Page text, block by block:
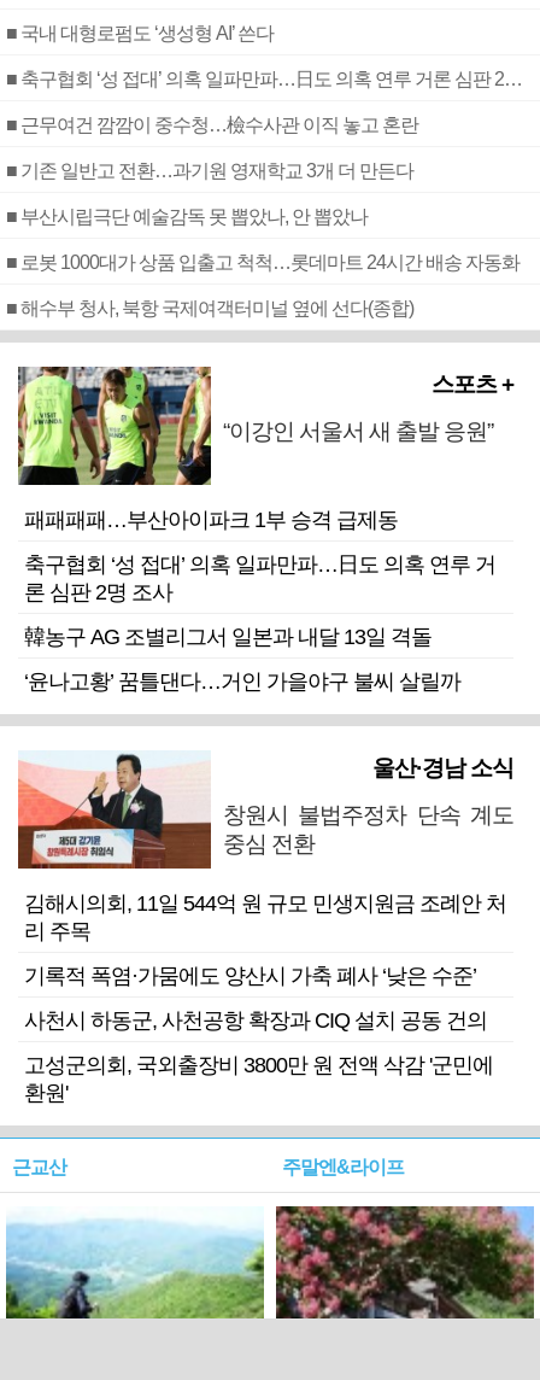
■ 국내 대형로펌도 ‘생성형 AI’ 쓴다
■ 축구협회 ‘성 접대’ 의혹 일파만파…日도 의혹 연루 거론 심판 2명 조사
■ 근무여건 깜깜이 중수청…檢수사관 이직 놓고 혼란
■ 기존 일반고 전환…과기원 영재학교 3개 더 만든다
■ 부산시립극단 예술감독 못 뽑았나, 안 뽑았나
■ 로봇 1000대가 상품 입출고 척척…롯데마트 24시간 배송 자동화
■ 해수부 청사, 북항 국제여객터미널 옆에 선다(종합)
스포츠 +
“이강인 서울서 새 출발 응원”
패패패패…부산아이파크 1부 승격 급제동
축구협회 ‘성 접대’ 의혹 일파만파…日도 의혹 연루 거
론 심판 2명 조사
韓농구 AG 조별리그서 일본과 내달 13일 격돌
‘윤나고황’ 꿈틀댄다…거인 가을야구 불씨 살릴까
울산·경남 소식
창원시 불법주정차 단속 계도
중심 전환
김해시의회, 11일 544억 원 규모 민생지원금 조례안 처
리 주목
기록적 폭염·가뭄에도 양산시 가축 폐사 ‘낮은 수준’
사천시 하동군, 사천공항 확장과 CIQ 설치 공동 건의
고성군의회, 국외출장비 3800만 원 전액 삭감 '군민에
환원'
근교산 주말엔&라이프